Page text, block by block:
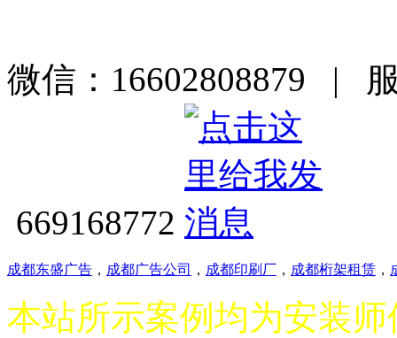
微信：16602808879 |
669168772
成都东盛广告 ， 成都广告公司 ， 成都印刷厂 ， 成都桁架租赁 ，
本站所示案例均为安装